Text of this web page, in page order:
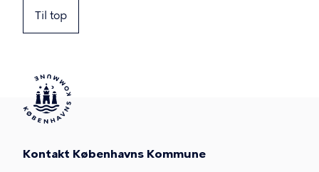
Til top
Kontakt Københavns Kommune